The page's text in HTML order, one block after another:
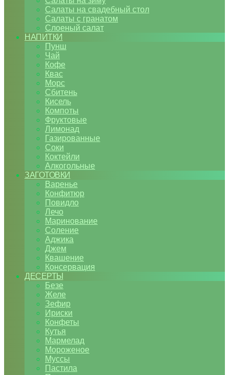
Салаты на свадебный стол
Салаты с гранатом
Слоеный салат
НАПИТКИ
Пунш
Чай
Кофе
Квас
Морс
Сбитень
Кисель
Компоты
Фруктовые
Лимонад
Газированные
Соки
Коктейли
Алкогольные
ЗАГОТОВКИ
Варенье
Конфитюр
Повидло
Лечо
Маринование
Соление
Аджика
Джем
Квашение
Консервация
ДЕСЕРТЫ
Безе
Желе
Зефир
Ириски
Конфеты
Кутья
Мармелад
Мороженое
Муссы
Пастила